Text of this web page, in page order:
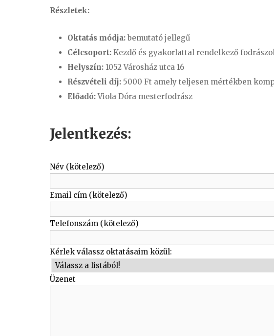
Részletek:
Oktatás módja: bemutató jellegű
Célcsoport: Kezdő és gyakorlattal rendelkező
Helyszín: 1052 Városház utca 16
Részvételi díj: 5000 Ft amely teljesen mértékben
Előadó:Viola Dóra mesterfodrász
Jelentkezés:
Név (kötelező)
Email cím (kötelező)
Telefonszám (kötelező)
Kérlek válassz oktatásaim közül:
Üzenet